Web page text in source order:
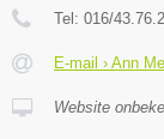
Tel: 016/
E-mail › Ann
Website